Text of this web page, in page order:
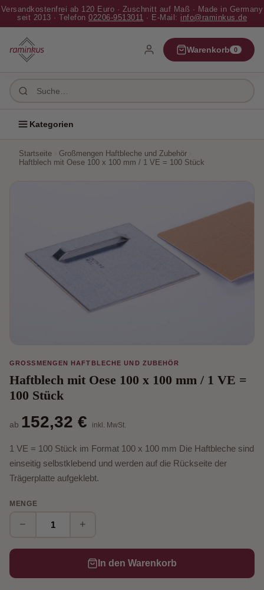
Versandkostenfrei ab 120 Euro · Zuschnitt auf Maß · Made in Germany
seit 2013 · Telefon 02206-9513011 · E-Mail: info@raminkus.de
Warenkorb 0
Kategorien
✕ Schließen
Home
Pappen
Großmengen
Startseite
Großmengen Haftbleche und Zubehör
Haftblech mit Oese 100 x 100 mm / 1 VE = 100 Stück
GROSSMENGEN HAFTBLECHE UND ZUBEHÖR
Haftblech mit Oese 100 x 100 mm / 1 VE =
100 Stück
ab 152,32 € inkl. MwSt.
1 VE = 100 Stück im Format 100 x 100 mm Die Haftbleche sind
einseitig selbstklebend und werden auf die Rückseite der
Trägerplatte aufgeklebt.
MENGE
− +
In den Warenkorb